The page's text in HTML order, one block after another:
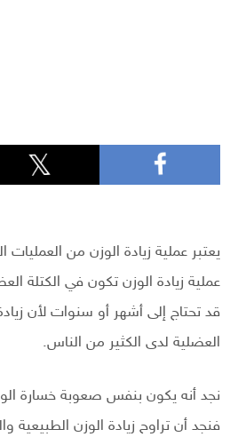
يعتبر عملية زيادة الوزن من
عملية زيادة الوزن تكون في الكتلة
قد تحتاج إلى أشهر أو سنوات لأن
العضلية لدى الكثير من الناس.
نجد أنه يكون بنفس صعوبة خسارة